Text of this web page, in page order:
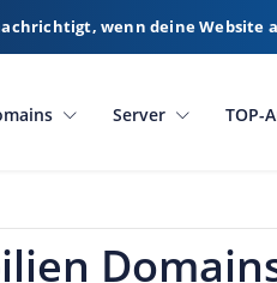
wenn deine Website
Server TOP-